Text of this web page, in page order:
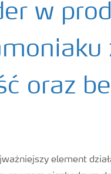
w
oraz
element